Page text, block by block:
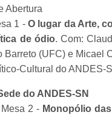
Abertura
1 - O lugar da Arte,
de ódio. Com:
Barreto (UFC) e Micael
Cultural do ANDES-
do ANDES-SN
2 - Monopólio